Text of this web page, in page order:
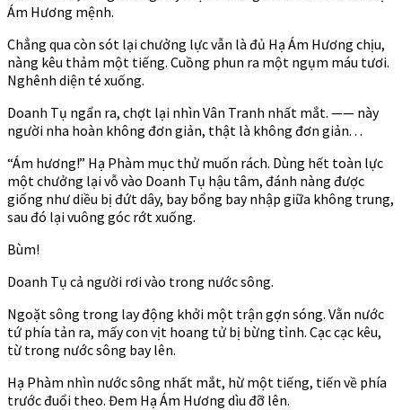
Ám Hương mệnh.
Chẳng qua còn sót lại chưởng lực vẫn là đủ Hạ Ám Hương chịu,
nàng kêu thảm một tiếng. Cuồng phun ra một ngụm máu tươi.
Nghênh diện té xuống.
Doanh Tụ ngẩn ra, chợt lại nhìn Vân Tranh nhất mắt. —— này
người nha hoàn không đơn giản, thật là không đơn giản. . .
“Ám hương!” Hạ Phàm mục thử muốn rách. Dùng hết toàn lực
một chưởng lại vỗ vào Doanh Tụ hậu tâm, đánh nàng được
giống như diều bị đứt dây, bay bổng bay nhập giữa không trung,
sau đó lại vuông góc rớt xuống.
Bùm!
Doanh Tụ cả người rơi vào trong nước sông.
Ngoặt sông trong lay động khởi một trận gợn sóng. Vằn nước
tứ phía tản ra, mấy con vịt hoang tử bị bừng tỉnh. Cạc cạc kêu,
từ trong nước sông bay lên.
Hạ Phàm nhìn nước sông nhất mắt, hừ một tiếng, tiến về phía
trước đuổi theo. Đem Hạ Ám Hương dìu đỡ lên.